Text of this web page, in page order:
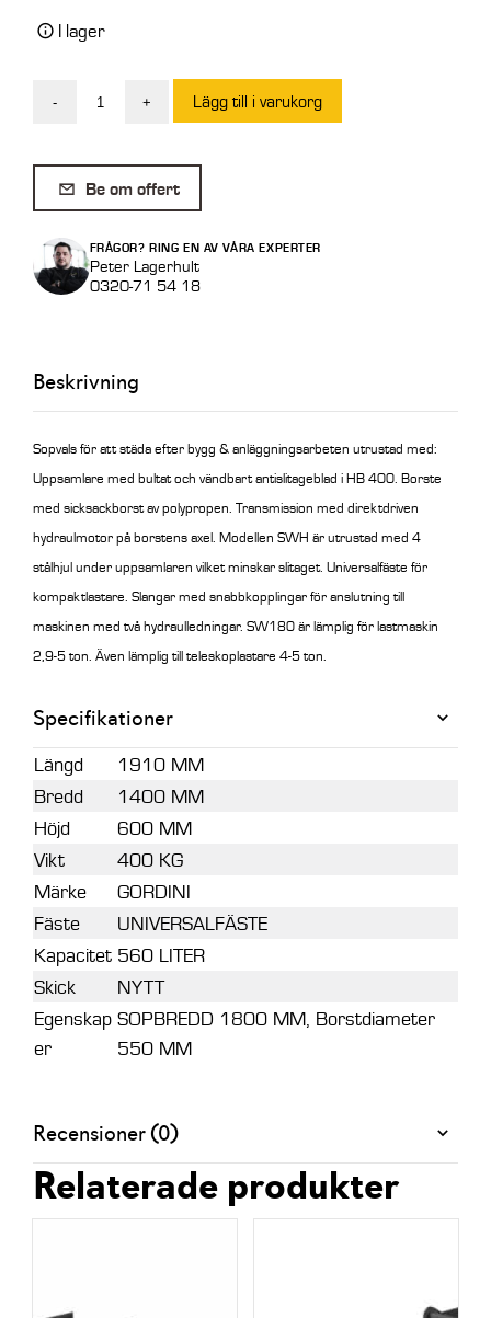
I lager
-
med
uppsamlare
SW
180
mängd
+ Lägg till i varukorg
Be om offert
FRÅGOR? RING EN AV VÅRA EXPERTER
Peter Lagerhult
0320-71 54 18
Beskrivning
Sopvals för att städa efter bygg & anläggningsarbeten utrustad med:
Uppsamlare med bultat och vändbart antislitageblad i HB 400. Borste
med sicksackborst av polypropen. Transmission med direktdriven
hydraulmotor på borstens axel. Modellen SWH är utrustad med 4
stålhjul under uppsamlaren vilket minskar slitaget. Universalfäste för
kompaktlastare. Slangar med snabbkopplingar för anslutning till
maskinen med två hydraulledningar. SW180 är lämplig för lastmaskin
2,9-5 ton. Även lämplig till teleskoplastare 4-5 ton.
Specifikationer
Längd
1910 MM
Bredd
1400 MM
Höjd
600 MM
Vikt
400 KG
Märke
GORDINI
Fäste
UNIVERSALFÄSTE
Kapacitet 560 LITER
Skick
NYTT
Egenskap
er
SOPBREDD 1800 MM, Borstdiameter
550 MM
Recensioner (0)
Relaterade produkter